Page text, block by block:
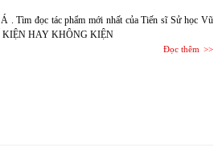
. Tìm đọc tác phẩm mới nhất của Tiến sĩ Sử học Vũ
KIỆN HAY KHÔNG KIỆN
Đọc thêm